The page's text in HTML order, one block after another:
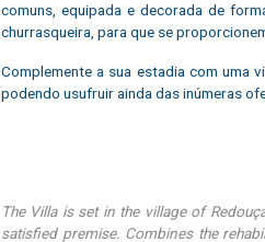
comuns, equipada e decorada de
churrasqueira, para que se
Complemente a sua estadia com uma
podendo usufruir ainda das inúmeras
The Villa is set in the village of
satisfied premise. Combines the